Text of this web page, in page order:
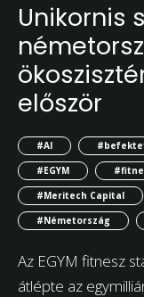
Unikornis
először
#AI
#EGYM
#Meritech Capital
#Németország
Az EGYM fitnesz
átlépte az